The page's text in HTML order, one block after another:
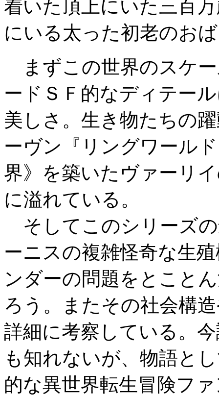
着いた頂上にいた三百
にいる太った初老のお
まずこの世界のスケ
ードＳＦ的なディテー
美しさ。生き物たちの
ーヴン『リングワール
界》を築いたヴァーリ
に溢れている。
そしてこのシリーズ
ーニスの複雑怪奇な生
ンダーの問題をとこと
ろう。またその社会構
詳細に考察している。
も知れないが、物語と
的な異世界転生冒険フ